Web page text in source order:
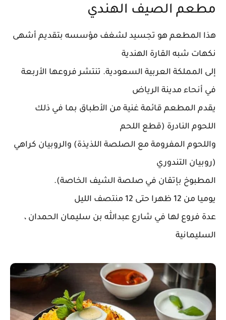
مطعم الصيف الهندي
هذا المطعم هو تجسيد لشغف مؤسسه بتقديم أشهى
نكهات شبه القارة الهندية
إلى المملكة العربية السعودية. تنتشر فروعها الأربعة
في أنحاء مدينة الرياض
يقدم المطعم قائمة غنية من الأطباق بما في ذلك
اللحوم النادرة (قطع اللحم
واللحوم المفرومة مع الصلصة اللذيذة) والروبيان كراهي
(روبيان التندوري
المطبوخ بإتقان في صلصة الشيف الخاصة).
يوميا من 12 ظهرا حتى 12 منتصف الليل
عدة فروع لها في شارع عبدالله بن سليمان الحمدان ،
السليمانية